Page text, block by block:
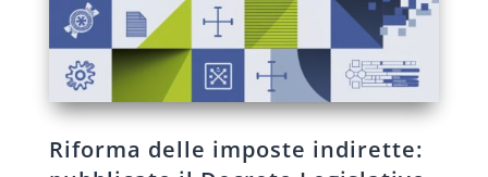
Riforma delle imposte indirette: